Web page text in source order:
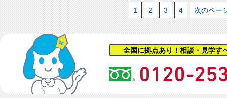
1 2 3 4 次のペー
全国に拠点あり！相談・見学す